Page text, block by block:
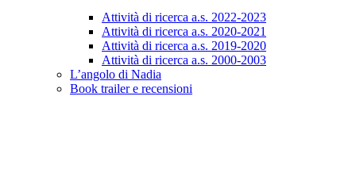
Attività di ricerca a.s. 2022-2023
Attività di ricerca a.s. 2020-2021
Attività di ricerca a.s. 2019-2020
Attività di ricerca a.s. 2000-2003
L’angolo di Nadia
Book trailer e recensioni